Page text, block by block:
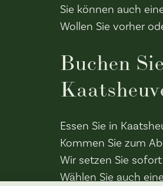
Sie können auch
Wollen Sie vorher
Buchen
Essen Sie in
Kommen Sie zum
Wir setzen Sie
Wählen Sie auch